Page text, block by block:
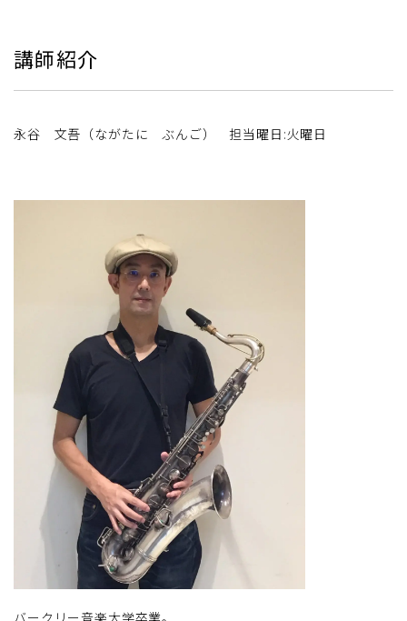
講師紹介
永谷 文吾（ながたに ぶんご） 担当曜日:火曜日